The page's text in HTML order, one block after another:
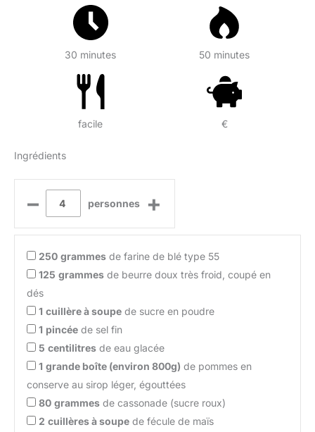
30 minutes 50 minutes
facile €
Ingrédients
– personnes +
250 grammes de farine de blé type 55
125 grammes de beurre doux très froid, coupé en
dés
1 cuillère à soupe de sucre en poudre
1 pincée de sel fin
5 centilitres de eau glacée
1 grande boîte (environ 800g) de pommes en
conserve au sirop léger, égouttées
80 grammes de cassonade (sucre roux)
2 cuillères à soupe de fécule de maïs